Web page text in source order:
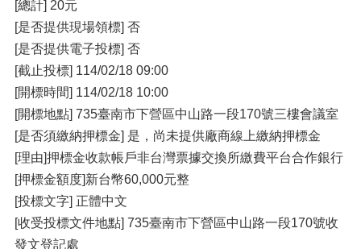
[總計] 20元
[是否提供現場領標] 否
[是否提供電子投標] 否
[截止投標] 114/02/18 09:00
[開標時間] 114/02/18 10:00
[開標地點] 735臺南市下營區中山路一段170號三樓會議室
[是否須繳納押標金] 是，尚未提供廠商線上繳納押標金
[理由]押標金收款帳戶非台灣票據交換所繳費平台合作銀行
[押標金額度]新台幣60,000元整
[投標文字] 正體中文
[收受投標文件地點] 735臺南市下營區中山路一段170號收
發文登記處